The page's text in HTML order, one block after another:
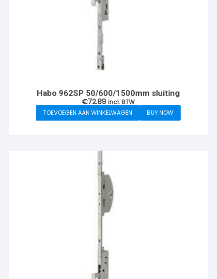
Habo 962SP 50/600/1500mm sluiting
€72.89 incl. BTW
TOEVOEGEN AAN WINKELWAGEN
BUY NOW